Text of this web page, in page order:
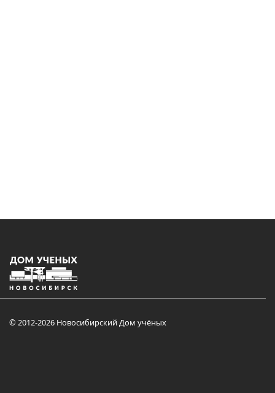
© 2012-2026 Новосибирский Дом учёных